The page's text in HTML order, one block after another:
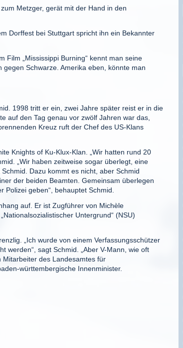
Metzger, gerät mit der Hand in den
Dorffest bei Stuttgart spricht ihn ein Bekannter
Film „Mississippi Burning“ kennt man seine
Schwarze. Amerika eben, könnte man
1998 tritt er ein, zwei Jahre später reist er in die
auf den Tag genau vor zwölf Jahren war das,
Kreuz ruft der Chef des US-Klans
Knights of Ku-Klux-Klan. „Wir hatten rund 20
„Wir haben zeitweise sogar überlegt, eine
Dazu kommt es nicht, aber Schmid
der beiden Beamten. Gemeinsam überlegen
geben“, behauptet Schmid.
auf. Er ist Zugführer von Michèle
Untergrund“ (NSU)
„Ich wurde von einem Verfassungsschützer
werden“, sagt Schmid. „Aber V-Mann, wie oft
Mitarbeiter des Landesamtes für
württembergische Innenminister.